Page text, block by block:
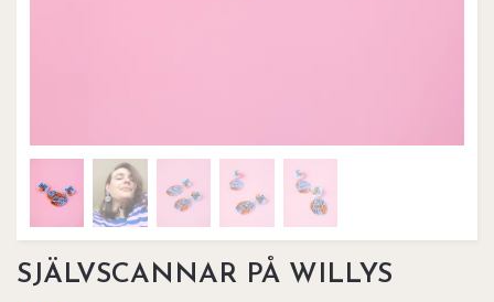
SJÄLVSCANNAR PÅ WILLYS